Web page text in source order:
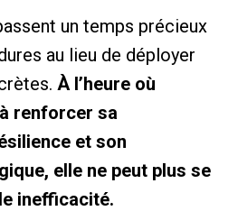
un temps précieux
au lieu de déployer
À l’heure où
renforcer sa
et son
elle ne peut plus se
inefficacité.